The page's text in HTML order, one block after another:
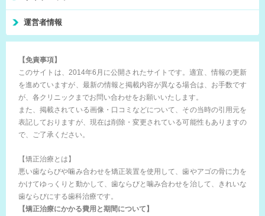
運営者情報
【免責事項】
このサイトは、2014年6月に公開されたサイトです。適宜、情報の更新
を進めていますが、最新の情報と掲載内容が異なる場合は、お手数です
が、各クリニックまでお問い合わせをお願いいたします。
また、掲載されている画像・口コミなどについて、その当時の引用元を
表記しておりますが、現在は削除・変更されている可能性もありますの
で、ご了承ください。
【矯正治療とは】
悪い歯ならびや噛み合わせを矯正装置を使用して、歯やアゴの骨に力を
かけてゆっくりと動かして、歯ならびと噛み合わせを治して、きれいな
歯ならびにする歯科治療です。
【矯正治療にかかる費用と期間について】